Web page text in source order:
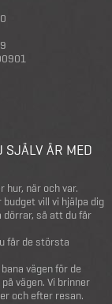
SJÄLV ÄR MED
när och var.
vill vi hjälpa dig
så att du får
får de största
vägen för de
vägen. Vi brinner
och efter resan.